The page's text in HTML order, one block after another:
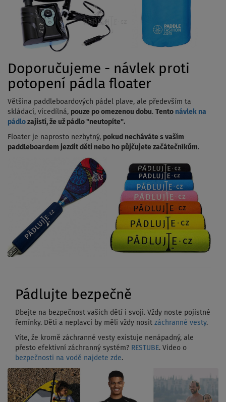
Doporučujeme - návlek proti
potopení pádla floater
Většina paddleboardových pádel plave, ale především ta
skládací, vícedílná, pouze po omezenou dobu. Tento návlek na
pádlo zajistí, že už pádlo "neutopíte".
Floater je naprosto nezbytný, pokud necháváte s vaším
paddleboardem jezdit děti nebo ho půjčujete začátečníkům.
Pádlujte bezpečně
Dbejte na bezpečnost vašich dětí i svoji. Vždy noste pojistné
řemínky. Děti a neplavci by měli vždy nosit záchranné vesty.
Víte, že kromě záchranné vesty existuje nenápadný, ale
přesto efektivní záchranný systém? RESTUBE. Video o
bezpečnosti na vodě najdete zde.